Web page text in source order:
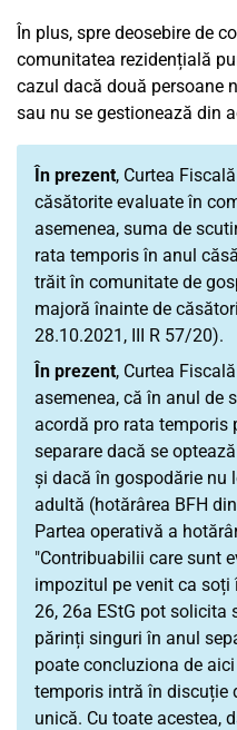
În plus, spre deosebire de
comunitatea rezidențială
cazul dacă două persoane
sau nu se gestionează din
În prezent, Curtea
căsătorite evaluate în
asemenea, suma de
rata temporis în anul
trăit în comunitate de
majoră înainte de
28.10.2021, III R 57/20).
În prezent, Curtea
asemenea, că în anul de
acordă pro rata temporis
separare dacă se
și dacă în gospodărie nu
adultă (hotărârea BFH
Partea operativă a
"Contribuabilii care sunt
impozitul pe venit ca
26, 26a EStG pot solicita
părinți singuri în anul
poate concluziona de
temporis intră în discuție
unică. Cu toate acestea,